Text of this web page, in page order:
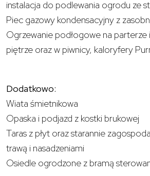
instalacja do podlewania ogrodu ze
Piec gazowy kondensacyjny z
Ogrzewanie podłogowe na parterze
piętrze oraz w piwnicy, kaloryfery
Dodatkowo:
Wiata śmietnikowa
Opaska i podjazd z kostki brukowej
Taras z płyt oraz starannie
trawą i nasadzeniami
Osiedle ogrodzone z bramą